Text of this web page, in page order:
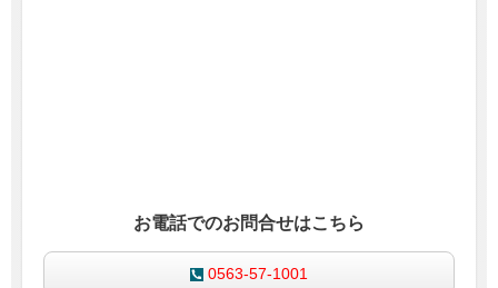
お電話でのお問合せはこちら
0563-57-1001